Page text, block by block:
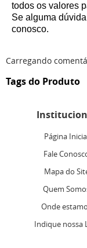
todos os valores
Se alguma
conosco.
Carregando
Tags do Produto
Página
Fale
Mapa do
Quem
Onde
Indique nossa